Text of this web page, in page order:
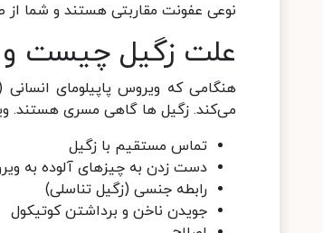
نوعی عفونت مقاربتی هستند و شما از
علت زگیل چیست
می‌کند. زگیل ها گاهی مسری هستند.
تماس مستقیم با زگیل
دست زدن به چیزهای آلوده به
رابطه جنسی (زگیل تناسلی)
جویدن ناخن و برداشتن کوتیکول